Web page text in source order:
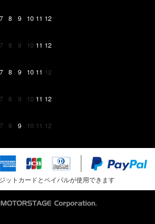
7 8 9 10 11 12
7 8 9 10 11 12
7 8 9 10 11 12
7 8 9 10 11 12
7 8 9 10 11 12
ットカードとペイパルが使用できます